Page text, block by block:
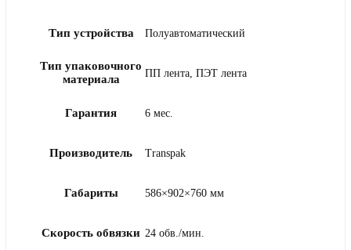
Тип устройства Полуавтоматический
Тип упаковочного
материала
ПП лента, ПЭТ лента
Гарантия 6 мес.
Производитель Transpak
Габариты 586×902×760 мм
Скорость обвязки 24 обв./мин.